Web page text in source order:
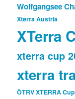
Wolfgangsee
Xterra Austria
XTerra
xterra cup
xterra
ÖTRV XTERRA Cup